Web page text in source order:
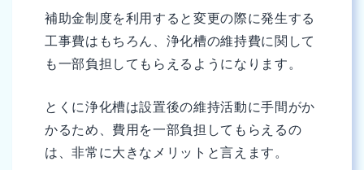
補助金制度を利用すると変更の際に発生する
工事費はもちろん、浄化槽の維持費に関して
も一部負担してもらえるようになります。
とくに浄化槽は設置後の維持活動に手間がか
かるため、費用を一部負担してもらえるの
は、非常に大きなメリットと言えます。